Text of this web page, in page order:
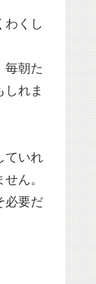
わくし
毎朝た
しれま
ていれ
ん。
必要だ